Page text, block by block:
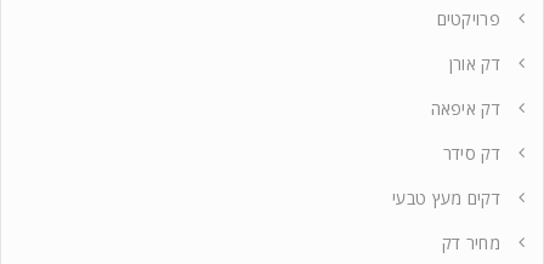
פרויקטים
דק אורן
דק איפאה
דק סידר
דקים מעץ טבעי
מחיר דק